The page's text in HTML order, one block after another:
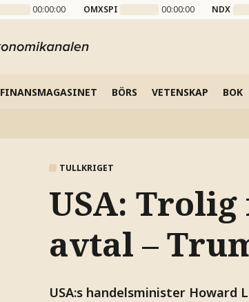
00:00:00 OMXSPI 00:00:00 NDX
FINANSMAGASINET BÖRS VETENSKAP BOK
TULLKRIGET
USA:
avtal –
USA:s handelsminister Howard